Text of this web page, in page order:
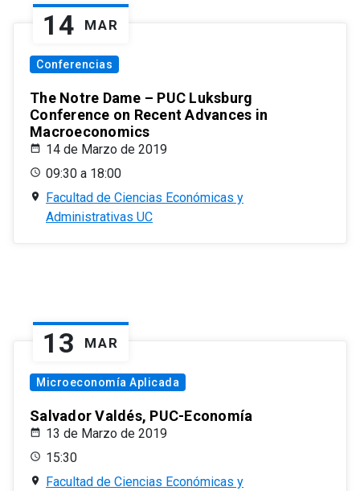
14 MAR
Conferencias
The Notre Dame – PUC Luksburg
Conference on Recent Advances in
Macroeconomics
14 de Marzo de 2019
09:30 a 18:00
Facultad de Ciencias Económicas y
Administrativas UC
13 MAR
Microeconomía Aplicada
Salvador Valdés, PUC-Economía
13 de Marzo de 2019
15:30
Facultad de Ciencias Económicas y